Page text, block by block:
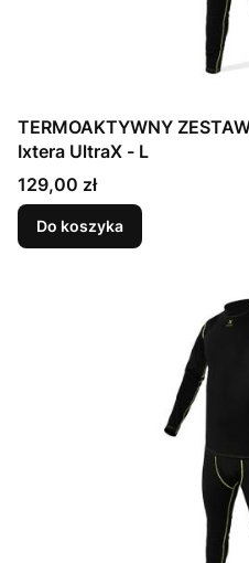
TERMOAKTYWNY
Ixtera UltraX - L
Cena
129,00 zł
Do koszyka